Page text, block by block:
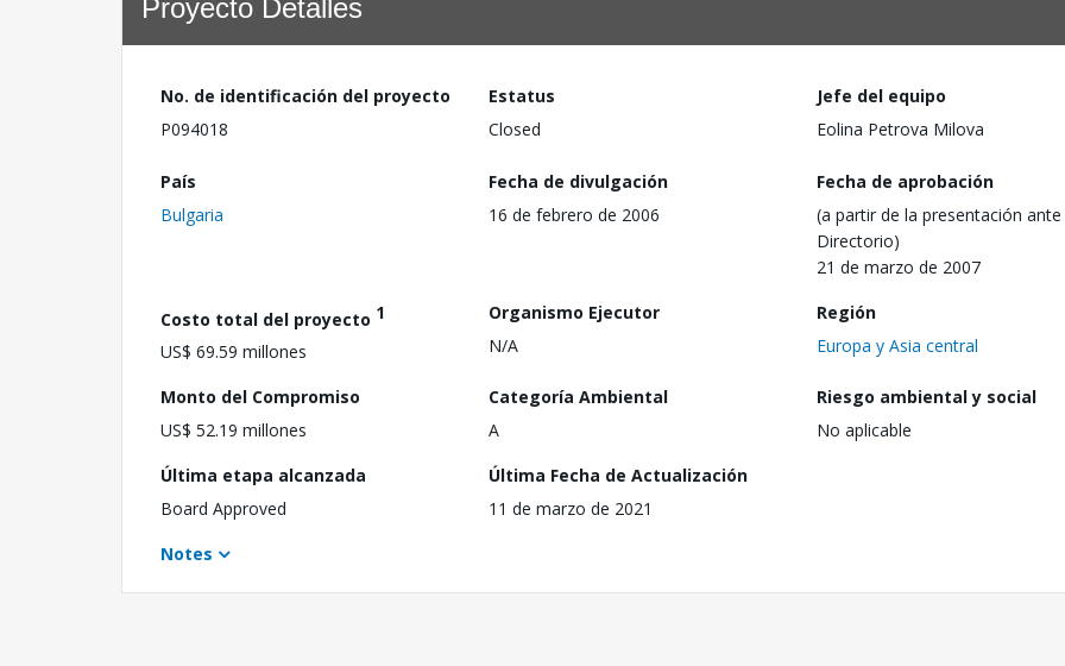
Proyecto Detalles
No. de identificación del proyecto
P094018
Estatus
Closed
Jefe del equipo
Eolina Petrova Milova
País
Bulgaria
Fecha de divulgación
16 de febrero de 2006
Fecha de aprobación
(a partir de la presentación ante
Directorio)
21 de marzo de 2007
Costo total del proyecto 1
US$ 69.59 millones
Organismo Ejecutor
N/A
Región
Europa y Asia central
Monto del Compromiso
US$ 52.19 millones
Categoría Ambiental
A
Riesgo ambiental y social
No aplicable
Última etapa alcanzada
Board Approved
Última Fecha de Actualización
11 de marzo de 2021
Notes